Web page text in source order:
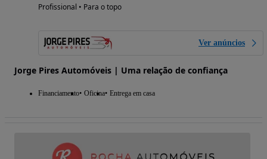
Profissional • Para o topo
Ver anúncios
Jorge Pires Automóveis | Uma relação de confiança
Financiamento Oficina Entrega em casa